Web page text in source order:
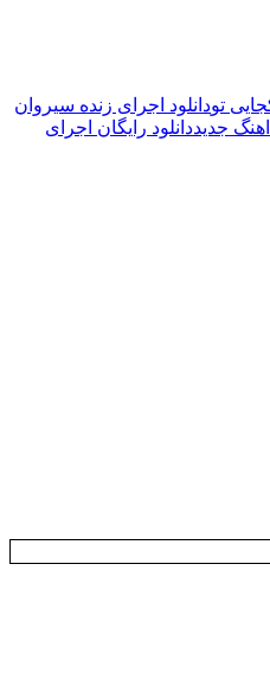
تودانلود اجرای زنده سیروان
اهنگ جدیددانلود رایگان اجرای